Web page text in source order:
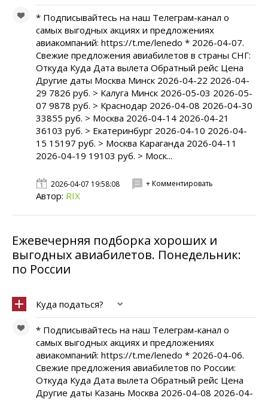
* Подписывайтесь на наш Телеграм-канал о
самых выгодных акциях и предложениях
авиакомпаний: https://t.me/lenedo * 2026-04-07.
Свежие предложения авиабилетов в страны СНГ:
Откуда Куда Дата вылета Обратный рейс Цена
Другие даты Москва Минск 2026-04-22 2026-04-
29 7826 руб. > Калуга Минск 2026-05-03 2026-05-
07 9878 руб. > Краснодар 2026-04-08 2026-04-30
33855 руб. > Москва 2026-04-14 2026-04-21
36103 руб. > Екатеринбург 2026-04-10 2026-04-
15 15197 руб. > Москва Караганда 2026-04-11
2026-04-19 19103 руб. > Моск...
2026-04-07 19:58:08 + Комментировать
Автор: RIX
Ежевечерняя подборка хороших и
выгодных авиабилетов. Понедельник:
по России
Куда податься?
* Подписывайтесь на наш Телеграм-канал о
самых выгодных акциях и предложениях
авиакомпаний: https://t.me/lenedo * 2026-04-06.
Свежие предложения авиабилетов по России:
Откуда Куда Дата вылета Обратный рейс Цена
Другие даты Казань Москва 2026-04-08 2026-04-